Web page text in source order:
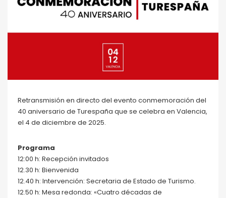
Retransmisión en directo del evento conmemoración del
40 aniversario de Turespaña que se celebra en Valencia,
el 4 de diciembre de 2025.
Programa
12:00 h: Recepción invitados
12.30 h: Bienvenida
12.40 h: Intervención: Secretaria de Estado de Turismo.
12.50 h: Mesa redonda: «Cuatro décadas de